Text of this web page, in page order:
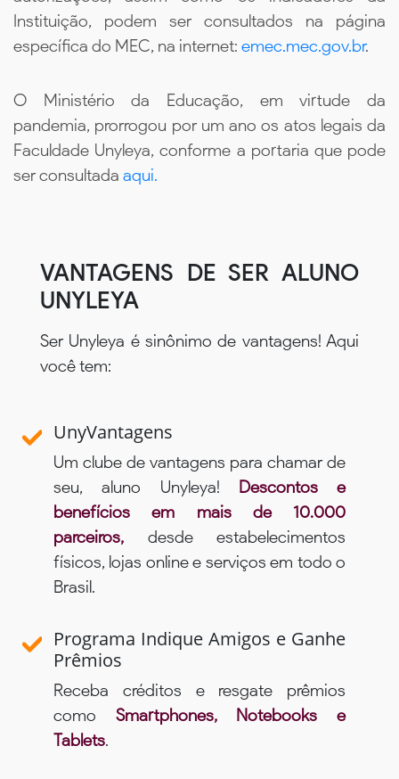
Instituição, podem ser consultados na página
específica do MEC, na internet: emec.mec.gov.br.
O Ministério da Educação, em virtude da
pandemia, prorrogou por um ano os atos legais da
Faculdade Unyleya, conforme a portaria que pode
ser consultada aqui.
VANTAGENS DE SER ALUNO
UNYLEYA
Ser Unyleya é sinônimo de vantagens! Aqui
você tem:
UnyVantagens
Um clube de vantagens para chamar de
seu, aluno Unyleya! Descontos e
benefícios em mais de 10.000
parceiros, desde estabelecimentos
físicos, lojas online e serviços em todo o
Brasil.
Programa Indique Amigos e Ganhe
Prêmios
Receba créditos e resgate prêmios
como Smartphones, Notebooks e
Tablets.